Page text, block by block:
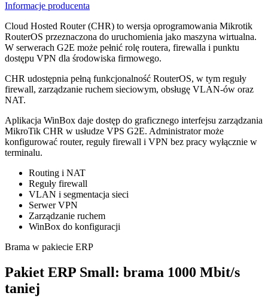
Informacje producenta
Cloud Hosted Router (CHR) to wersja oprogramowania Mikrotik
RouterOS przeznaczona do uruchomienia jako maszyna wirtualna.
W serwerach G2E może pełnić rolę routera, firewalla i punktu
dostępu VPN dla środowiska firmowego.
CHR udostępnia pełną funkcjonalność RouterOS, w tym reguły
firewall, zarządzanie ruchem sieciowym, obsługę VLAN-ów oraz
NAT.
Aplikacja WinBox daje dostęp do graficznego interfejsu zarządzania
MikroTik CHR w usłudze VPS G2E. Administrator może
konfigurować router, reguły firewall i VPN bez pracy wyłącznie w
terminalu.
Routing i NAT
Reguły firewall
VLAN i segmentacja sieci
Serwer VPN
Zarządzanie ruchem
WinBox do konfiguracji
Brama w pakiecie ERP
Pakiet ERP Small: brama 1000 Mbit/s
taniej